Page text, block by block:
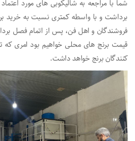
شما با مراجعه به شالیکوبی های مورد
برداشت و با واسطه کمتری نسبت به خرید
فروشندگان و اهل فن، پس از اتمام فصل
قیمت برنج های محلی خواهیم بود امری که
کنندگان برنج خواهد داشت.